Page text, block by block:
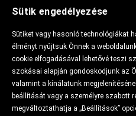
Sütik engedélyezése
Sütiket vagy hasonló technológiákat
élményt nyújtsuk Önnek a
cookie elfogadásával lehetővé teszi
szokásai alapján gondoskodjunk az
valamint a kínálatunk
beállítását vagy a személyre szabott
megváltoztathatja a „Beállítások”